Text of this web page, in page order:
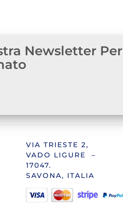
Newsletter Per
VIA TRIESTE 2,
VADO LIGURE –
17047.
SAVONA, ITALIA